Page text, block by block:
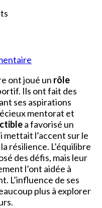
Parents
ont joué un rôle
Ils ont fait des
ses aspirations
mentorat et
a favorisé un
l’accent sur le
résilience. L’équilibre
des défis, mais leur
l’ont aidée à
L’influence de ses
plus à explorer